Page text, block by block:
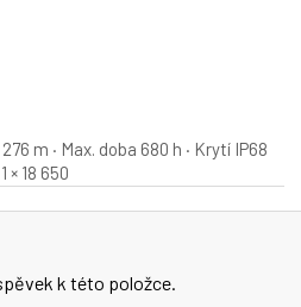
m · Max. doba 680 h · Krytí IP68
× 18 650
k této položce.